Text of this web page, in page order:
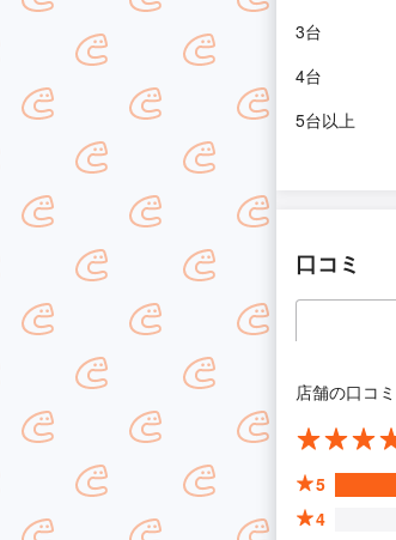
3台
4台
5台以上
口コミ
店舗の口コミ
5
4